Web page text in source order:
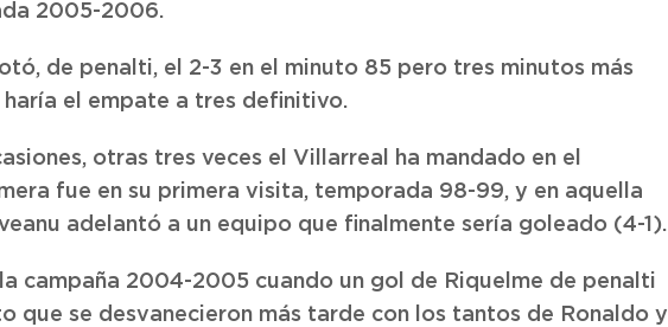
2005-2006.
de penalti, el 2-3 en el minuto 85 pero tres minutos más
el empate a tres definitivo.
otras tres veces el Villarreal ha mandado en el
fue en su primera visita, temporada 98-99, y en aquella
adelantó a un equipo que finalmente sería goleado (4-1).
campaña 2004-2005 cuando un gol de Riquelme de penalti
que se desvanecieron más tarde con los tantos de Ronaldo y